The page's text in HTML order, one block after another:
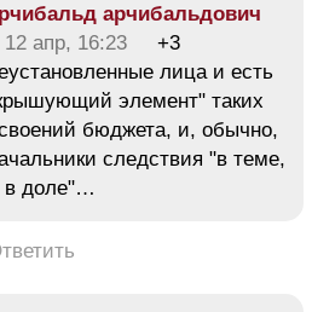
арчибальдович
12 апр, 16:23
+3
лица и есть
элемент" таких
бюджета, и, обычно,
следствия "в теме,
в доле"…